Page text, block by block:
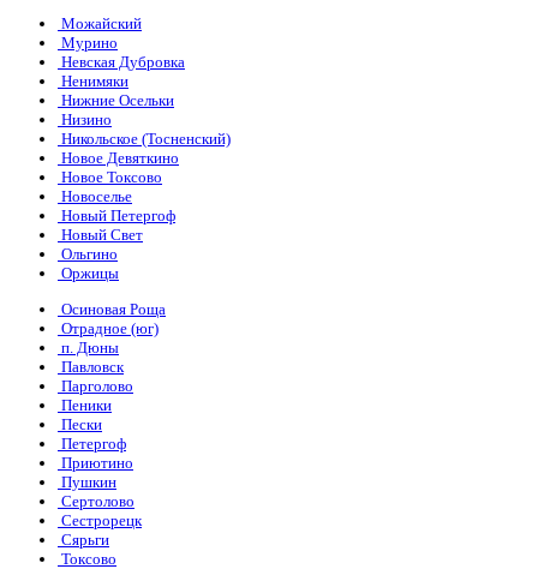
Можайский
Мурино
Невская Дубровка
Ненимяки
Нижние Осельки
Низино
Никольское (Тосненский)
Новое Девяткино
Новое Токсово
Новоселье
Новый Петергоф
Новый Свет
Ольгино
Оржицы
Осиновая Роща
Отрадное (юг)
п. Дюны
Павловск
Парголово
Пеники
Пески
Петергоф
Приютино
Пушкин
Сертолово
Сестрорецк
Сярьги
Токсово